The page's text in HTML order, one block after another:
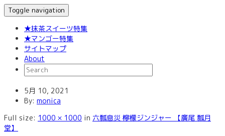
Toggle navigation
★抹茶スイーツ特集
★マンゴー特集
サイトマップ
About
5月 10, 2021
By: monica
Full size: 1000 × 1000 in 六瓢息災 檸檬ジンジャー 【廣尾 瓢月
堂】